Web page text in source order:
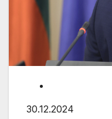
30.12.2024